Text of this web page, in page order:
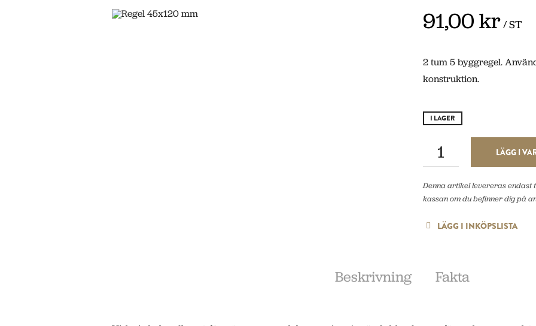
91,00 kr/ ST
2 tum 5 byggregel.
konstruktion.
I LAGER
LÄGG I
Denna artikel levereras endast
kassan om du befinner dig på
LÄGG I INKÖPSLISTA
Beskrivning Fakta